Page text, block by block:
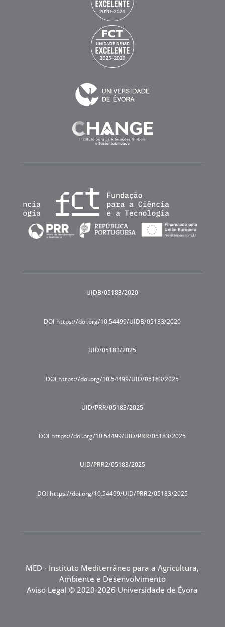
UIDB/05183/2020
DOI https://doi.org/10.54499/UIDB/05183/2020
UID/05183/2025
DOI https://doi.org/10.54499/UID/05183/2025
UID/PRR/05183/2025
DOI https://doi.org/10.54499/UID/PRR/05183/2025
UID/PRR2/05183/2025
DOI https://doi.org/10.54499/UID/PRR2/05183/2025
MED - Instituto Mediterrâneo para a Agricultura,
Ambiente e Desenvolvimento
Aviso Legal © 2020-2026 Universidade de Évora